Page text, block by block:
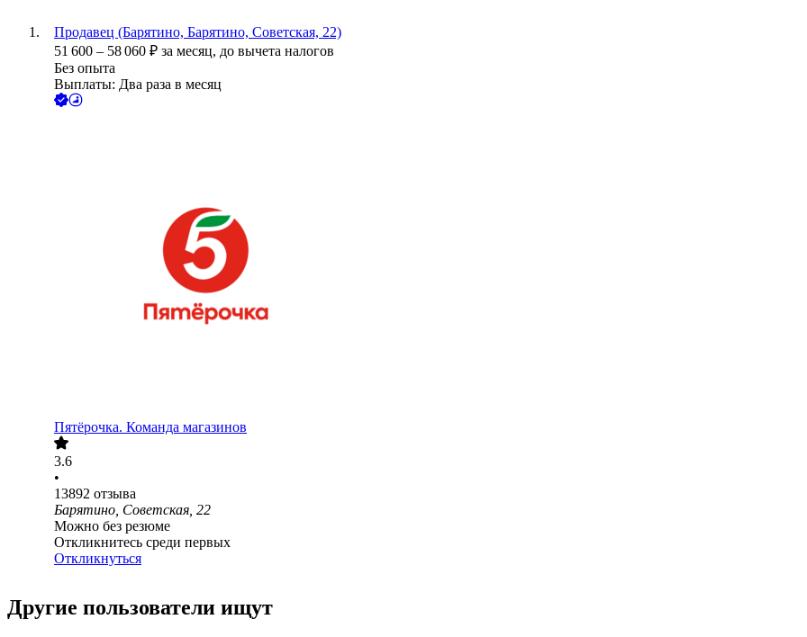
Продавец (Барятино, Барятино, Советская, 22)
51 600 – 58 060 ₽ за месяц, до вычета налогов
Без опыта
Выплаты: Два раза в месяц
Пятёрочка. Команда магазинов
3.6
•
13892 отзыва
Барятино, Советская, 22
Можно без резюме
Откликнитесь среди первых
Откликнуться
Другие пользователи ищут